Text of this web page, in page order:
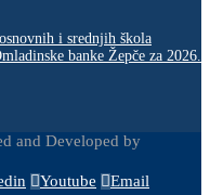
i srednjih škola
banke Žepče za 2026.
and Developed by
Youtube Email